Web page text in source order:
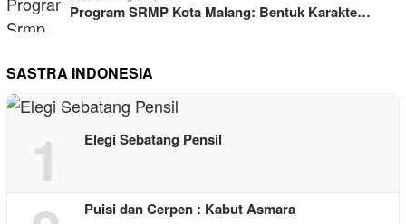
Program SRMP Kota Malang: Bentuk Karakte…
SASTRA INDONESIA
1 Elegi Sebatang Pensil
Puisi dan Cerpen : Kabut Asmara